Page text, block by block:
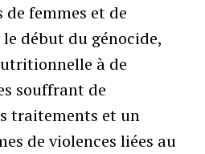
femmes et de
début du génocide,
à de
souffrant de
traitements et un
de violences liées au